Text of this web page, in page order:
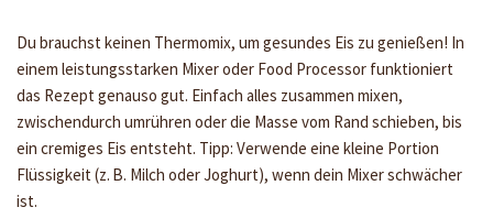
Du brauchst keinen Thermomix, um gesundes Eis zu genießen! In
einem leistungsstarken Mixer oder Food Processor funktioniert
das Rezept genauso gut. Einfach alles zusammen mixen,
zwischendurch umrühren oder die Masse vom Rand schieben, bis
ein cremiges Eis entsteht. Tipp: Verwende eine kleine Portion
Flüssigkeit (z. B. Milch oder Joghurt), wenn dein Mixer schwächer
ist.